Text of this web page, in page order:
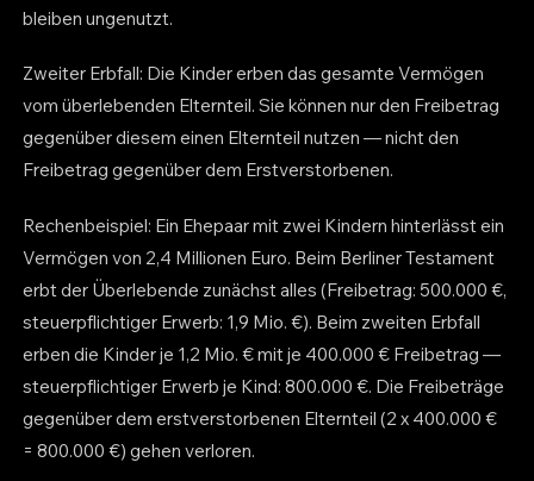
bleiben ungenutzt.
Zweiter Erbfall: Die Kinder erben das gesamte Vermögen
vom überlebenden Elternteil. Sie können nur den Freibetrag
gegenüber diesem einen Elternteil nutzen — nicht den
Freibetrag gegenüber dem Erstverstorbenen.
Rechenbeispiel: Ein Ehepaar mit zwei Kindern hinterlässt ein
Vermögen von 2,4 Millionen Euro. Beim Berliner Testament
erbt der Überlebende zunächst alles (Freibetrag: 500.000 €,
steuerpflichtiger Erwerb: 1,9 Mio. €). Beim zweiten Erbfall
erben die Kinder je 1,2 Mio. € mit je 400.000 € Freibetrag —
steuerpflichtiger Erwerb je Kind: 800.000 €. Die Freibeträge
gegenüber dem erstverstorbenen Elternteil (2 x 400.000 €
= 800.000 €) gehen verloren.